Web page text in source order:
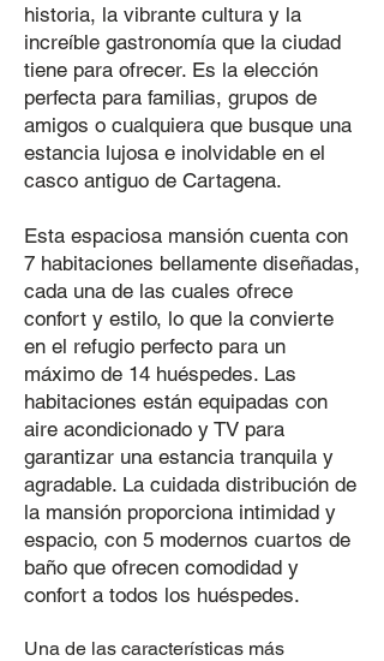
historia, la vibrante cultura y la
increíble gastronomía que la ciudad
tiene para ofrecer. Es la elección
perfecta para familias, grupos de
amigos o cualquiera que busque una
estancia lujosa e inolvidable en el
casco antiguo de Cartagena.
Esta espaciosa mansión cuenta con
7 habitaciones bellamente diseñadas,
cada una de las cuales ofrece
confort y estilo, lo que la convierte
en el refugio perfecto para un
máximo de 14 huéspedes. Las
habitaciones están equipadas con
aire acondicionado y TV para
garantizar una estancia tranquila y
agradable. La cuidada distribución de
la mansión proporciona intimidad y
espacio, con 5 modernos cuartos de
baño que ofrecen comodidad y
confort a todos los huéspedes.
Una de las características más